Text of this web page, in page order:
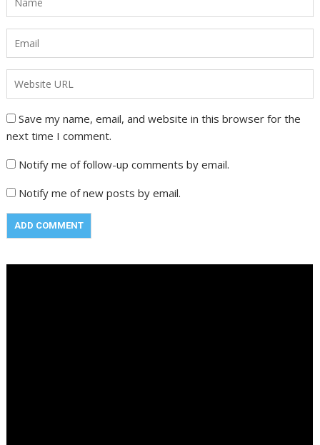
Save my name, email, and website in this browser for the
next time I comment.
Notify me of follow-up comments by email.
Notify me of new posts by email.